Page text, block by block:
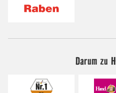
Darum zu